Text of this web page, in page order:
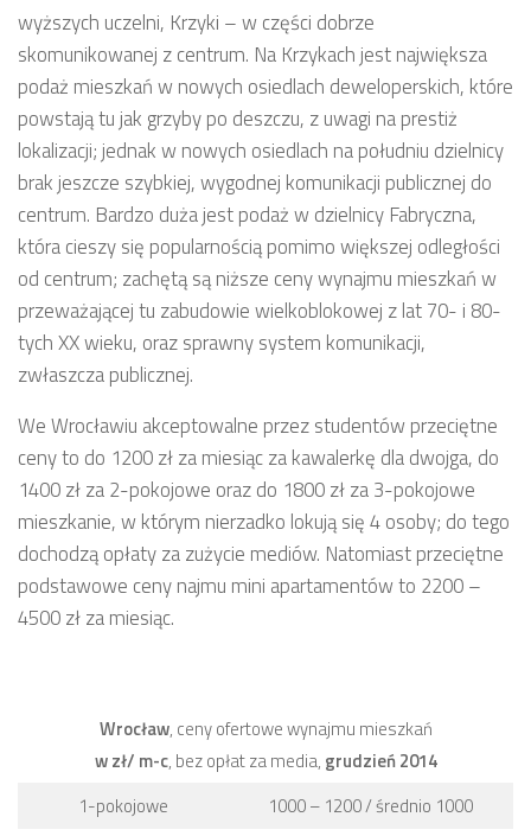
wyższych uczelni, Krzyki – w części dobrze
skomunikowanej z centrum. Na Krzykach jest największa
podaż mieszkań w nowych osiedlach deweloperskich, które
powstają tu jak grzyby po deszczu, z uwagi na prestiż
lokalizacji; jednak w nowych osiedlach na południu dzielnicy
brak jeszcze szybkiej, wygodnej komunikacji publicznej do
centrum. Bardzo duża jest podaż w dzielnicy Fabryczna,
która cieszy się popularnością pomimo większej odległości
od centrum; zachętą są niższe ceny wynajmu mieszkań w
przeważającej tu zabudowie wielkoblokowej z lat 70- i 80-
tych XX wieku, oraz sprawny system komunikacji,
zwłaszcza publicznej.
We Wrocławiu akceptowalne przez studentów przeciętne
ceny to do 1200 zł za miesiąc za kawalerkę dla dwojga, do
1400 zł za 2-pokojowe oraz do 1800 zł za 3-pokojowe
mieszkanie, w którym nierzadko lokują się 4 osoby; do tego
dochodzą opłaty za zużycie mediów. Natomiast przeciętne
podstawowe ceny najmu mini apartamentów to 2200 –
4500 zł za miesiąc.
Wrocław, ceny ofertowe wynajmu mieszkań
w zł/ m-c, bez opłat za media, grudzień 2014
1-pokojowe
1000 – 1200 / średnio 1000